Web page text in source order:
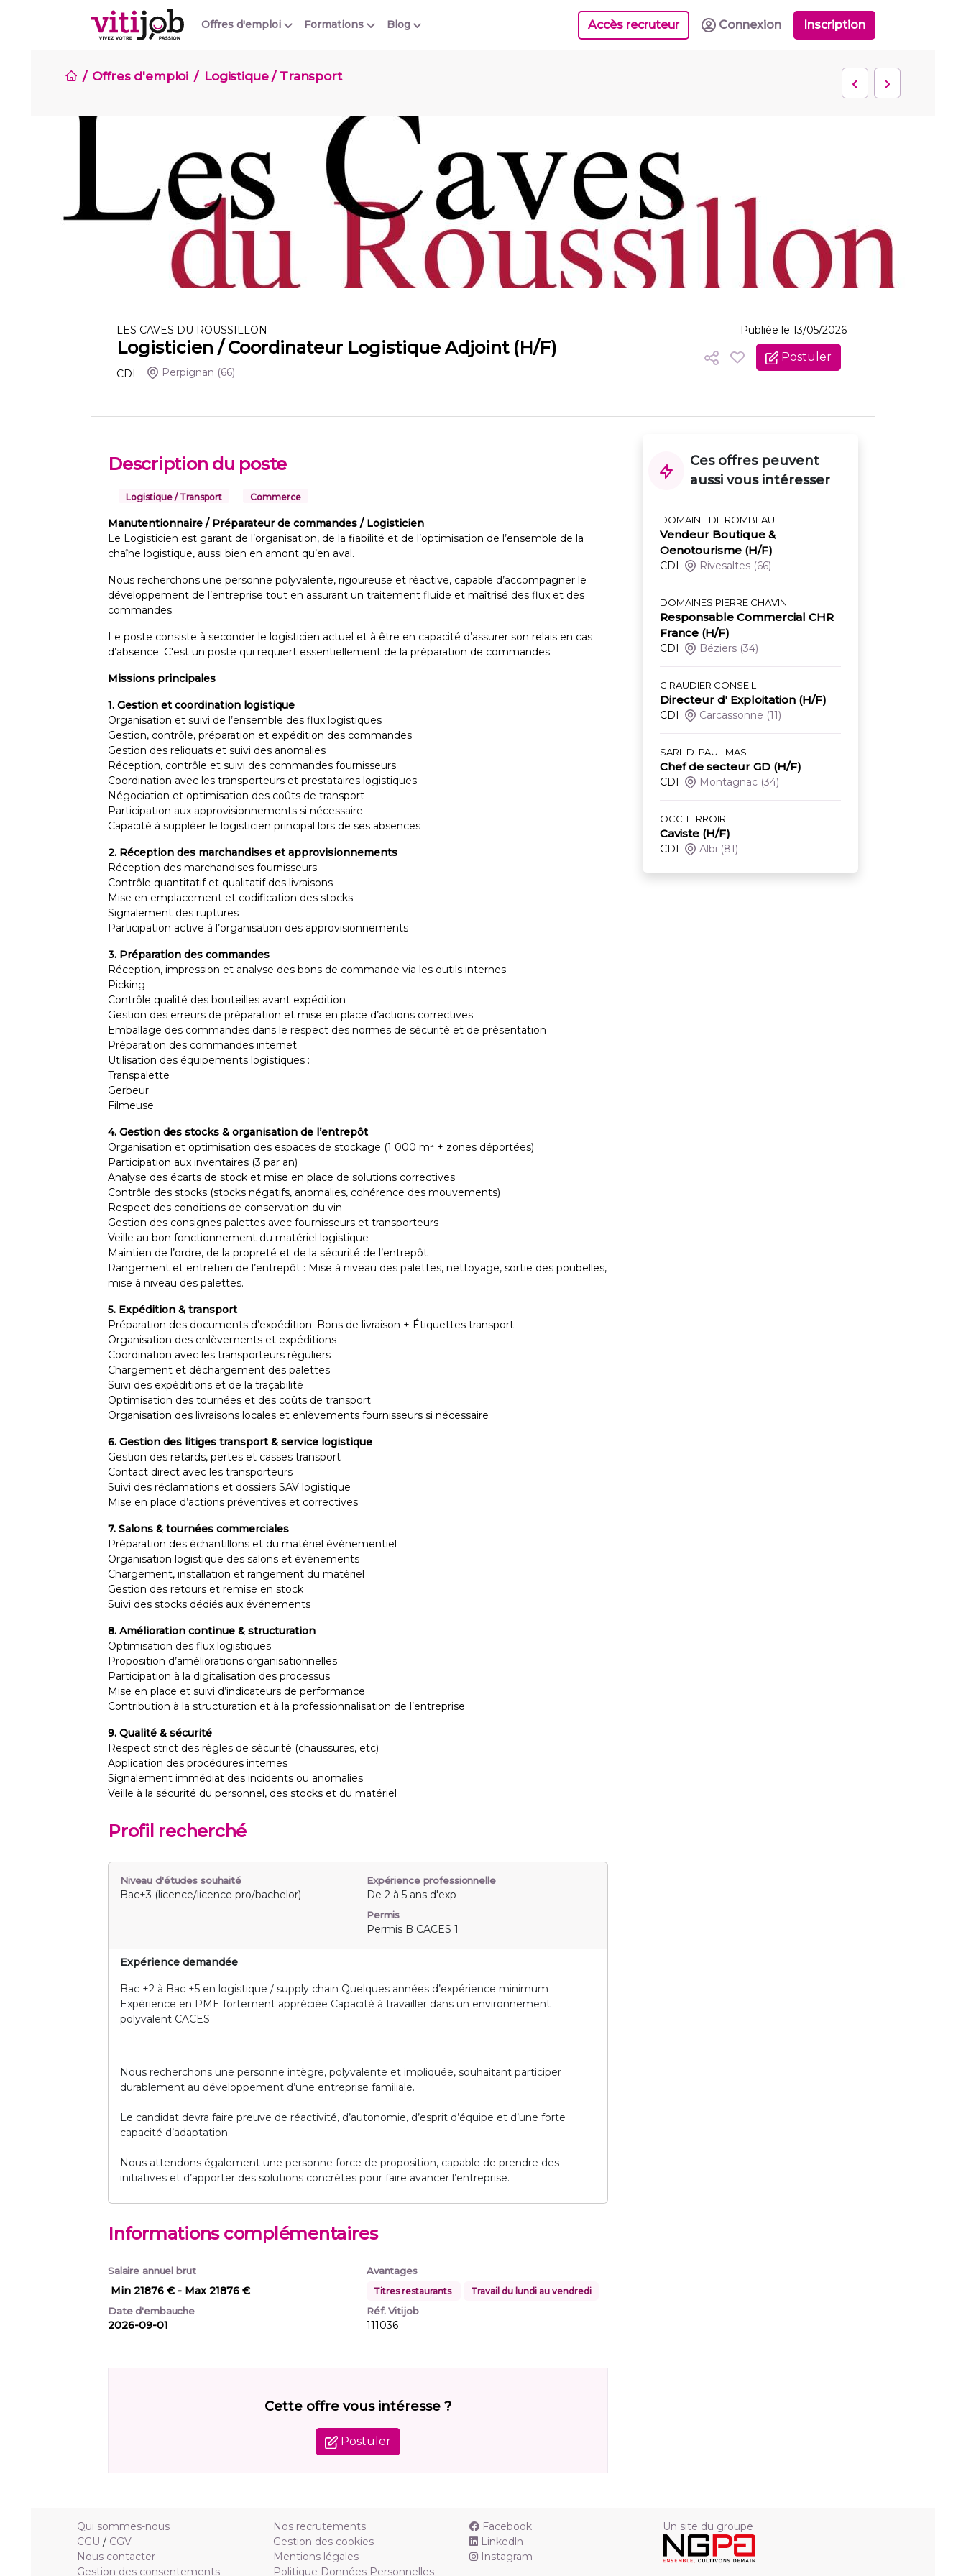
Offres d'emploi Blog
Formations Accès recruteur Connexion Inscription
Offres d'emploi Logistique / Transport
LES CAVES DU ROUSSILLON
Logisticien / Coordinateur Logistique Adjoint (H/F)
CDI Perpignan (66)
Publiée le 13/05/2026
Postuler
Description du poste
Logistique / Transport Commerce
Manutentionnaire / Préparateur de commandes / Logisticien
Le Logisticien est garant de l’organisation, de la fiabilité et de l’optimisation de l’ensemble de la
chaîne logistique, aussi bien en amont qu’en aval.
Nous recherchons une personne polyvalente, rigoureuse et réactive, capable d’accompagner le
développement de l’entreprise tout en assurant un traitement fluide et maîtrisé des flux et des
commandes.
Le poste consiste à seconder le logisticien actuel et à être en capacité d’assurer son relais en cas
d’absence. C'est un poste qui requiert essentiellement de la préparation de commandes.
Missions principales
1. Gestion et coordination logistique
Organisation et suivi de l’ensemble des flux logistiques
Gestion, contrôle, préparation et expédition des commandes
Gestion des reliquats et suivi des anomalies
Réception, contrôle et suivi des commandes fournisseurs
Coordination avec les transporteurs et prestataires logistiques
Négociation et optimisation des coûts de transport
Participation aux approvisionnements si nécessaire
Capacité à suppléer le logisticien principal lors de ses absences
2. Réception des marchandises et approvisionnements
Réception des marchandises fournisseurs
Contrôle quantitatif et qualitatif des livraisons
Mise en emplacement et codification des stocks
Signalement des ruptures
Participation active à l’organisation des approvisionnements
3. Préparation des commandes
Réception, impression et analyse des bons de commande via les outils internes
Picking
Contrôle qualité des bouteilles avant expédition
Gestion des erreurs de préparation et mise en place d’actions correctives
Emballage des commandes dans le respect des normes de sécurité et de présentation
Préparation des commandes internet
Utilisation des équipements logistiques :
Transpalette
Gerbeur
Filmeuse
4. Gestion des stocks & organisation de l’entrepôt
Organisation et optimisation des espaces de stockage (1 000 m² + zones déportées)
Participation aux inventaires (3 par an)
Analyse des écarts de stock et mise en place de solutions correctives
Contrôle des stocks (stocks négatifs, anomalies, cohérence des mouvements)
Respect des conditions de conservation du vin
Gestion des consignes palettes avec fournisseurs et transporteurs
Veille au bon fonctionnement du matériel logistique
Maintien de l’ordre, de la propreté et de la sécurité de l’entrepôt
Rangement et entretien de l’entrepôt : Mise à niveau des palettes, nettoyage, sortie des poubelles,
mise à niveau des palettes.
5. Expédition & transport
Préparation des documents d’expédition :Bons de livraison + Étiquettes transport
Organisation des enlèvements et expéditions
Coordination avec les transporteurs réguliers
Chargement et déchargement des palettes
Suivi des expéditions et de la traçabilité
Optimisation des tournées et des coûts de transport
Organisation des livraisons locales et enlèvements fournisseurs si nécessaire
6. Gestion des litiges transport & service logistique
Gestion des retards, pertes et casses transport
Contact direct avec les transporteurs
Suivi des réclamations et dossiers SAV logistique
Mise en place d’actions préventives et correctives
7. Salons & tournées commerciales
Préparation des échantillons et du matériel événementiel
Organisation logistique des salons et événements
Chargement, installation et rangement du matériel
Gestion des retours et remise en stock
Suivi des stocks dédiés aux événements
8. Amélioration continue & structuration
Optimisation des flux logistiques
Proposition d’améliorations organisationnelles
Participation à la digitalisation des processus
Mise en place et suivi d’indicateurs de performance
Contribution à la structuration et à la professionnalisation de l’entreprise
9. Qualité & sécurité
Respect strict des règles de sécurité (chaussures, etc)
Application des procédures internes
Signalement immédiat des incidents ou anomalies
Veille à la sécurité du personnel, des stocks et du matériel
Profil recherché
Niveau d'études souhaité
Bac+3 (licence/licence pro/bachelor)
Expérience professionnelle
De 2 à 5 ans d'exp
Permis
Permis B CACES 1
Expérience demandée
Bac +2 à Bac +5 en logistique / supply chain Quelques années d’expérience minimum
Expérience en PME fortement appréciée Capacité à travailler dans un environnement
polyvalent CACES
Nous recherchons une personne intègre, polyvalente et impliquée, souhaitant participer
durablement au développement d’une entreprise familiale.
Le candidat devra faire preuve de réactivité, d’autonomie, d’esprit d’équipe et d’une forte
capacité d’adaptation.
Nous attendons également une personne force de proposition, capable de prendre des
initiatives et d’apporter des solutions concrètes pour faire avancer l’entreprise.
Informations complémentaires
Salaire annuel brut
Min 21876 € - Max 21876 €
Date d'embauche
2026-09-01
Avantages
Titres restaurants Travail du lundi au vendredi
Réf. Vitijob
111036
Cette offre vous intéresse ?
Postuler
Ces offres peuvent
aussi vous intéresser
DOMAINE DE ROMBEAU
Vendeur Boutique &
Oenotourisme (H/F)
CDI Rivesaltes (66)
DOMAINES PIERRE CHAVIN
Responsable Commercial CHR
France (H/F)
CDI Béziers (34)
GIRAUDIER CONSEIL
Directeur d' Exploitation (H/F)
CDI Carcassonne (11)
SARL D. PAUL MAS
Chef de secteur GD (H/F)
CDI Montagnac (34)
OCCITERROIR
Caviste (H/F)
CDI Albi (81)
Qui sommes-nous
CGU / CGV
Nous contacter
Gestion des consentements
Nos recrutements
Gestion des cookies
Mentions légales
Politique Données Personnelles
Facebook
Linkedln
Instagram
Un site du groupe